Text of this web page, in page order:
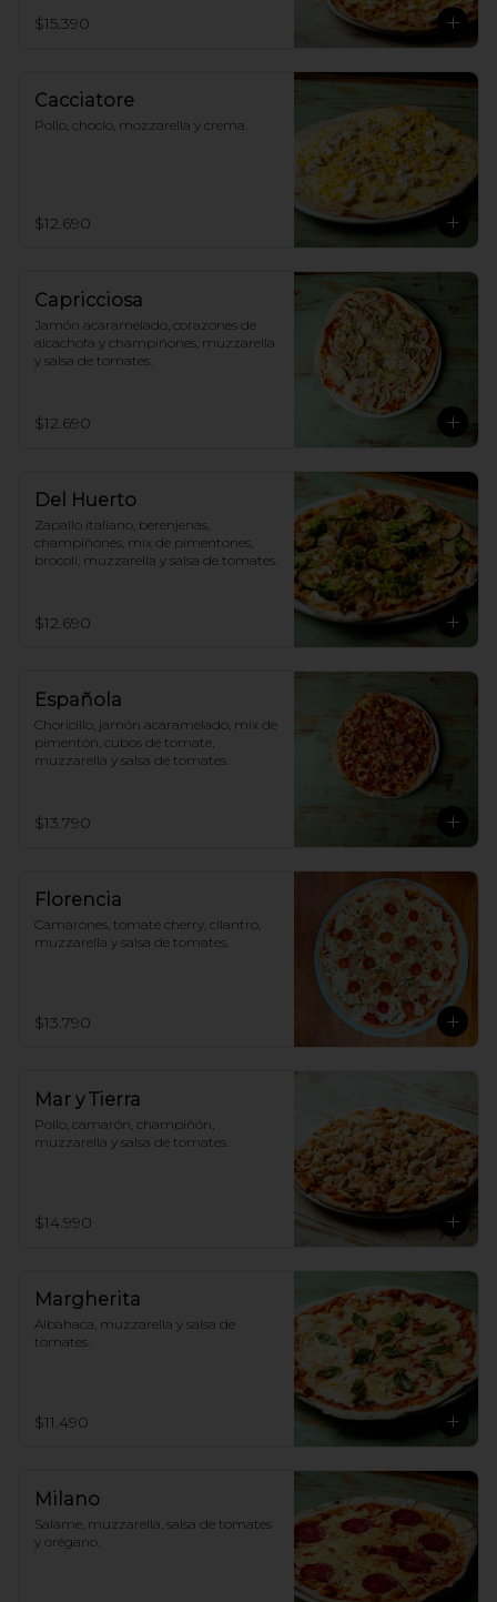
$15.390
Cacciatore
Pollo, choclo, mozzarella y crema.
$12.690
Capricciosa
Jamón acaramelado, corazones de
alcachofa y champiñones, muzzarella
y salsa de tomates.
$12.690
Del Huerto
Zapallo italiano, berenjenas,
champiñones, mix de pimentones,
brocolí, muzzarella y salsa de tomates.
$12.690
Española
Choricillo, jamón acaramelado, mix de
pimentón, cubos de tomate,
muzzarella y salsa de tomates.
$13.790
Florencia
Camarones, tomate cherry, cilantro,
muzzarella y salsa de tomates.
$13.790
Mar y Tierra
Pollo, camarón, champiñón,
muzzarella y salsa de tomates.
$14.990
Margherita
Albahaca, muzzarella y salsa de
tomates.
$11.490
Milano
Salame, muzzarella, salsa de tomates
y orégano.